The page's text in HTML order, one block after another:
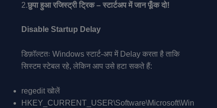
2.छुपा हुआ रजिस्ट्री ट्रिक – स्टार्टअप में जान फूँक दो!
Disable Startup Delay
डिफ़ॉल्टतः Windows स्टार्ट-अप में Delay करता है ताकि
सिस्टम स्टेबल रहे, लेकिन आप उसे हटा सकते हैं:
regedit खोलें
HKEY_CURRENT_USER\Software\Microsoft\Win